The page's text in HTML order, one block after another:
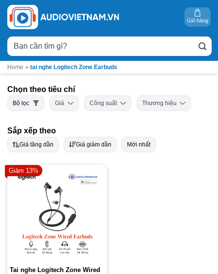
Bỏ
qua
nội
dung
Tìm
kiếm:
Giỏ hàng
Home » tai nghe Logitech Zone Earbuds
Chọn theo tiêu chí
Bộ lọc Giá Công suất Thương hiệu
Sắp xếp theo
Giá tăng dần Giá giảm dần Mới nhất
Giảm 13%
Tai nghe Logitech Zone Wired